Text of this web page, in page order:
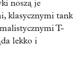
noszą je
klasycznymi tank
T-
lekko i